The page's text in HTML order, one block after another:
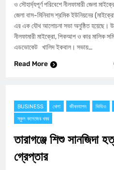
ও সৌহার্দ্যপূর্ণ পরিবেশে নীলফামারী জেলা
জেলা বাস-মিনিবাস শ্রমিক ইউনিয়নের
এর এক যৌথ আলোচনা সভা অনুষ্ঠিত হয়েছে।
নীলফামারী মাইক্রো, পিকআপ ও কার মালিক
এডভোকেট খালিদ ইকবাল। ​সভায়…
Read More
BUSINESS খেলা জীবনযাপন ভিডিও
স্কুল কলেজের খবর
তারাগঞ্জে শিশু সানজিদা
গ্রেপ্তার